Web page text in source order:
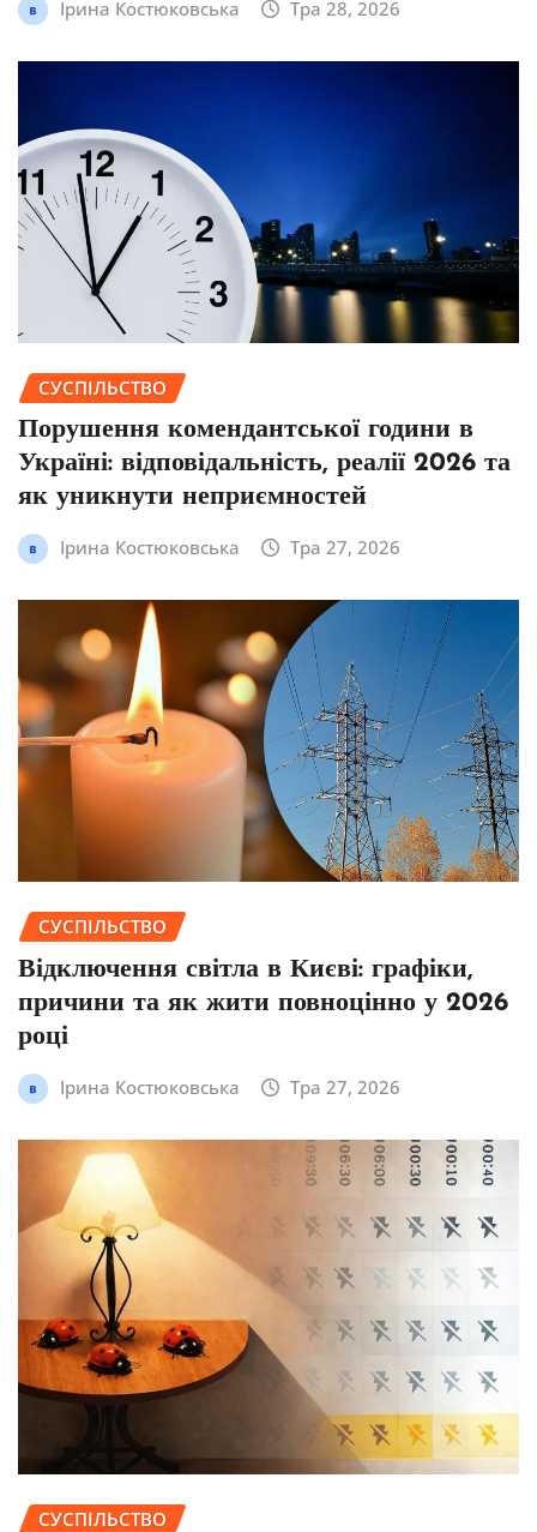
Ірина Костюковська Тра 28, 2026
СУСПІЛЬСТВО
Порушення комендантської години в
Україні: відповідальність, реалії 2026 та
як уникнути неприємностей
Ірина Костюковська Тра 27, 2026
СУСПІЛЬСТВО
Відключення світла в Києві: графіки,
причини та як жити повноцінно у 2026
році
Ірина Костюковська Тра 27, 2026
СУСПІЛЬСТВО